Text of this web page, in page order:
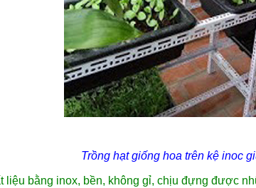
Trồnghạt giống hoa trên kệ inoc
liệu bằng inox, bền, không gỉ, chịu đựng được